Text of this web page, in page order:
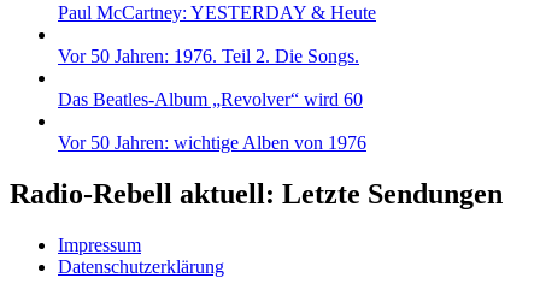
Paul McCartney: YESTERDAY & Heute
Vor 50 Jahren: 1976. Teil 2. Die Songs.
Das Beatles-Album „Revolver“ wird 60
Vor 50 Jahren: wichtige Alben von 1976
Radio-Rebell aktuell: Letzte Sendungen
Impressum
Datenschutzerklärung